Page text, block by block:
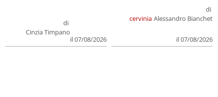
di
Cinzia Timpano
il 07/08/2026
cervinia
di
Alessandro Bianchet
il 07/08/2026